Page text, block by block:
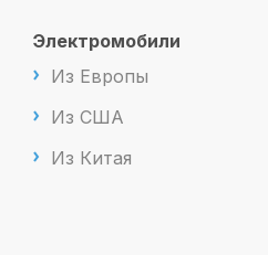
Электромобили
Из Европы
Из США
Из Китая